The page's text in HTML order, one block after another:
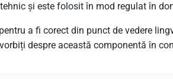
tehnic și este folosit în mod regulat în
a fi corect din punct de vedere
despre această componentă în